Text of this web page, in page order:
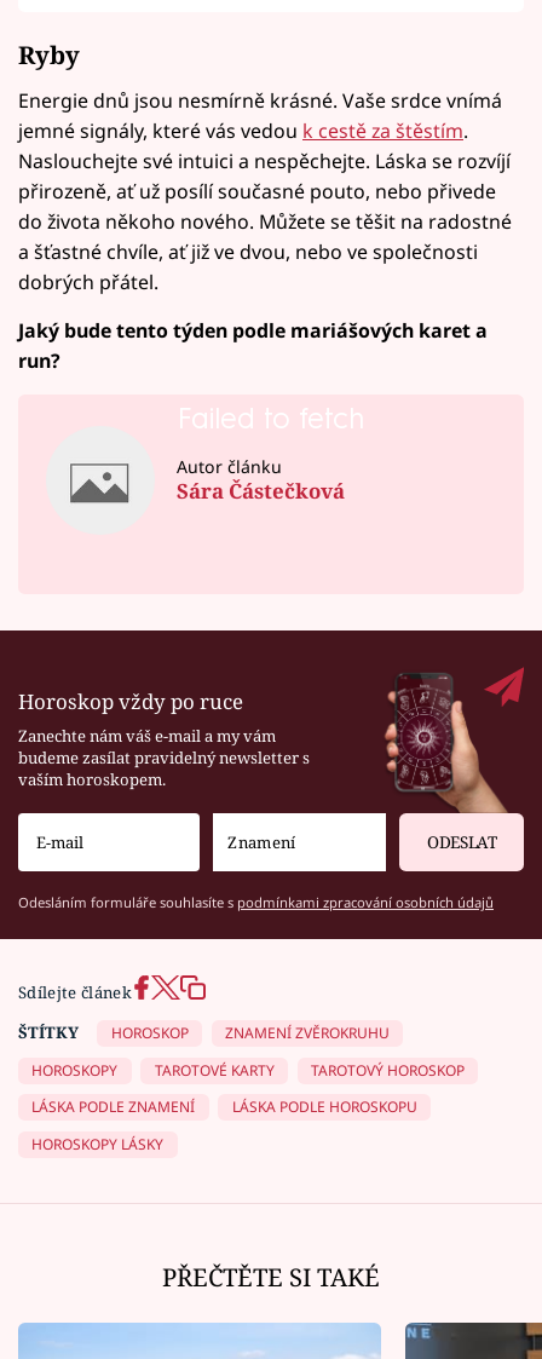
Ryby
Energie dnů jsou nesmírně krásné. Vaše srdce vnímá
jemné signály, které vás vedou k cestě za štěstím.
Naslouchejte své intuici a nespěchejte. Láska se rozvíjí
přirozeně, ať už posílí současné pouto, nebo přivede
do života někoho nového. Můžete se těšit na radostné
a šťastné chvíle, ať již ve dvou, nebo ve společnosti
dobrých přátel.
Jaký bude tento týden podle mariášových karet a
run?
Failed to fetch
Autor článku
Sára Částečková
Horoskop vždy po ruce
Zanechte nám váš e-mail a my vám
budeme zasílat pravidelný newsletter s
vaším horoskopem.
ODESLAT
Odesláním formuláře souhlasíte s podmínkami zpracování osobních údajů
Sdílejte článek
ŠTÍTKY
HOROSKOP
ZNAMENÍ ZVĚROKRUHU
HOROSKOPY
TAROTOVÉ KARTY
TAROTOVÝ HOROSKOP
LÁSKA PODLE ZNAMENÍ
LÁSKA PODLE HOROSKOPU
HOROSKOPY LÁSKY
PŘEČTĚTE SI TAKÉ